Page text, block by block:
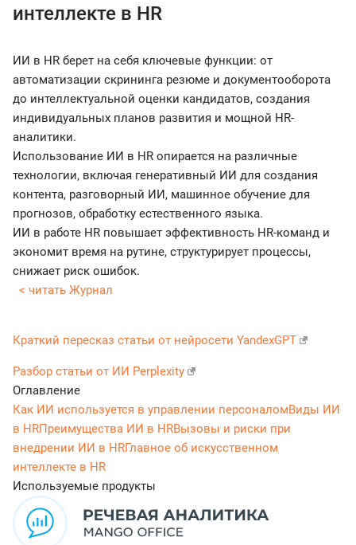
интеллекте в HR
ИИ в HR берет на себя ключевые функции: от
автоматизации скрининга резюме и документооборота
до интеллектуальной оценки кандидатов, создания
индивидуальных планов развития и мощной HR-
аналитики.
Использование ИИ в HR опирается на различные
технологии, включая генеративный ИИ для создания
контента, разговорный ИИ, машинное обучение для
прогнозов, обработку естественного языка.
ИИ в работе HR повышает эффективность HR-команд и
экономит время на рутине, структурирует процессы,
снижает риск ошибок.
< читать Журнал
Краткий пересказ статьи от нейросети YandexGPT
Разбор статьи от ИИ Perplexity
Оглавление
Как ИИ используется в управлении персоналомВиды ИИ
в HRПреимущества ИИ в HRВызовы и риски при
внедрении ИИ в HRГлавное об искусственном
интеллекте в HR
Используемые продукты